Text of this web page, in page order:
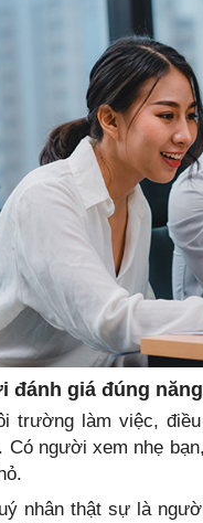
đánh giá đúng
trường làm việc,
Có người xem nhẹ
nhân thật sự là